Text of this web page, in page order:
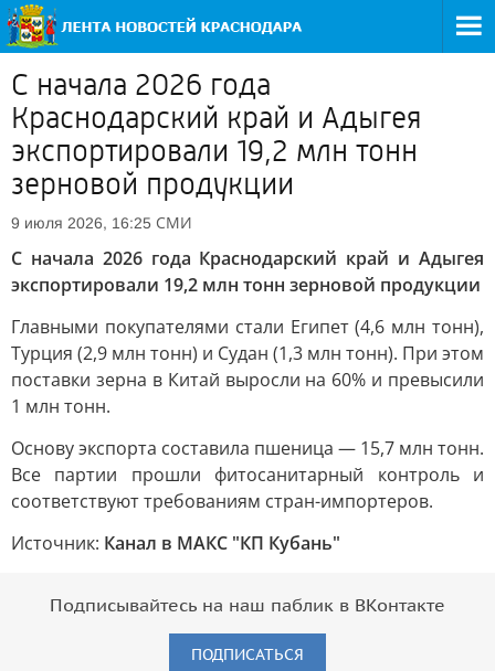
С начала 2026 года
Краснодарский край и Адыгея
экспортировали 19,2 млн тонн
зерновой продукции
9 июля 2026, 16:25 СМИ
С начала 2026 года Краснодарский край и Адыгея
экспортировали 19,2 млн тонн зерновой продукции
Главными покупателями стали Египет (4,6 млн тонн),
Турция (2,9 млн тонн) и Судан (1,3 млн тонн). При этом
поставки зерна в Китай выросли на 60% и превысили
1 млн тонн.
Основу экспорта составила пшеница — 15,7 млн тонн.
Все партии прошли фитосанитарный контроль и
соответствуют требованиям стран-импортеров.
Источник: Канал в МАКС "КП Кубань"
Подписывайтесь на наш паблик в ВКонтакте
ПОДПИСАТЬСЯ